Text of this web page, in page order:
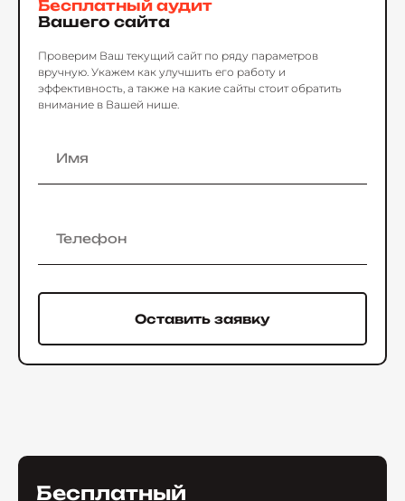
Бесплатный аудит
Вашего сайта
Проверим Ваш текущий сайт по ряду параметров
вручную. Укажем как улучшить его работу и
эффективность, а также на какие сайты стоит обратить
внимание в Вашей нише.
Оставить заявку
Бесплатный